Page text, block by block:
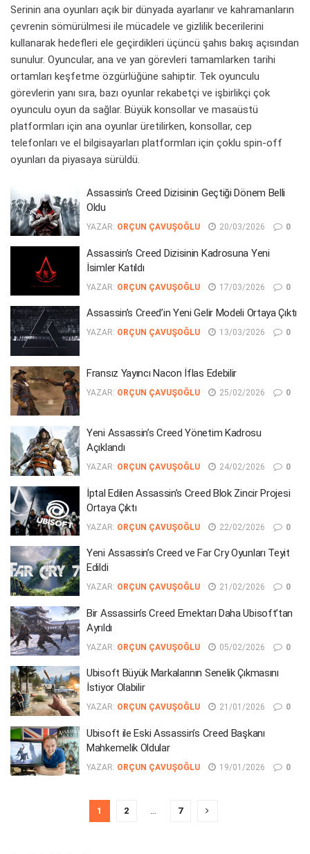
Serinin ana oyunları açık bir dünyada ayarlanır ve kahramanların
çevrenin sömürülmesi ile mücadele ve gizlilik becerilerini
kullanarak hedefleri ele geçirdikleri üçüncü şahıs bakış açısından
sunulur. Oyuncular, ana ve yan görevleri tamamlarken tarihi
ortamları keşfetme özgürlüğüne sahiptir. Tek oyunculu
görevlerin yanı sıra, bazı oyunlar rekabetçi ve işbirlikçi çok
oyunculu oyun da sağlar. Büyük konsollar ve masaüstü
platformları için ana oyunlar üretilirken, konsollar, cep
telefonları ve el bilgisayarları platformları için çoklu spin-off
oyunları da piyasaya sürüldü.
Assassin’s Creed Dizisinin Geçtiği Dönem Belli
Oldu
YAZAR: ORÇUN ÇAVUŞOĞLU 20/03/2026 0
Assassin’s Creed Dizisinin Kadrosuna Yeni
İsimler Katıldı
YAZAR: ORÇUN ÇAVUŞOĞLU 17/03/2026 0
Assassin’s Creed’in Yeni Gelir Modeli Ortaya Çıktı
YAZAR: ORÇUN ÇAVUŞOĞLU 13/03/2026 0
Fransız Yayıncı Nacon İflas Edebilir
YAZAR: ORÇUN ÇAVUŞOĞLU 25/02/2026 0
Yeni Assassin’s Creed Yönetim Kadrosu
Açıklandı
YAZAR: ORÇUN ÇAVUŞOĞLU 24/02/2026 0
İptal Edilen Assassin’s Creed Blok Zincir Projesi
Ortaya Çıktı
YAZAR: ORÇUN ÇAVUŞOĞLU 22/02/2026 0
Yeni Assassin’s Creed ve Far Cry Oyunları Teyit
Edildi
YAZAR: ORÇUN ÇAVUŞOĞLU 21/02/2026 0
Bir Assassin’s Creed Emektarı Daha Ubisoft’tan
Ayrıldı
YAZAR: ORÇUN ÇAVUŞOĞLU 05/02/2026 0
Ubisoft Büyük Markalarının Senelik Çıkmasını
İstiyor Olabilir
YAZAR: ORÇUN ÇAVUŞOĞLU 21/01/2026 0
Ubisoft ile Eski Assassin’s Creed Başkanı
Mahkemelik Oldular
YAZAR: ORÇUN ÇAVUŞOĞLU 19/01/2026 0
1 2 … 7